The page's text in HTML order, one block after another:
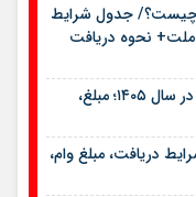
وام بانک ملت ۱۴۰۵ چیست؟/ جدول شرایط
نحوه دریافت
شرایط وام بانک مهر ایران در سال ۱۴۰۵؛ مبلغ،
الحسنه ۱۴۰۵ | شرایط دریافت، مبلغ وام،